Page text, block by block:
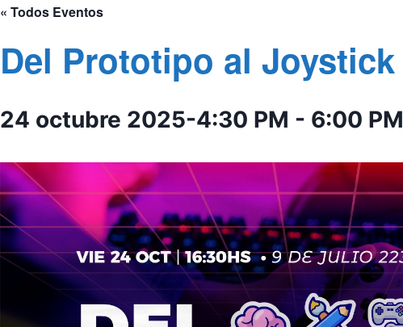
« Todos Eventos
Del Prototipo al Joystick
24 octubre 2025-4:30 PM - 6:00 PM